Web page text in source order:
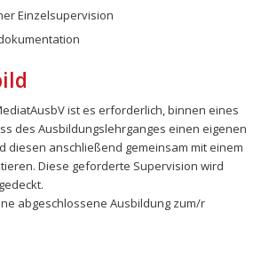
Einzelsupervision
ist es erforderlich, binnen eines
des Ausbildungslehrganges einen eigenen
diesen anschließend gemeinsam mit einem
Diese geforderte Supervision wird
abgeschlossene Ausbildung zum/r